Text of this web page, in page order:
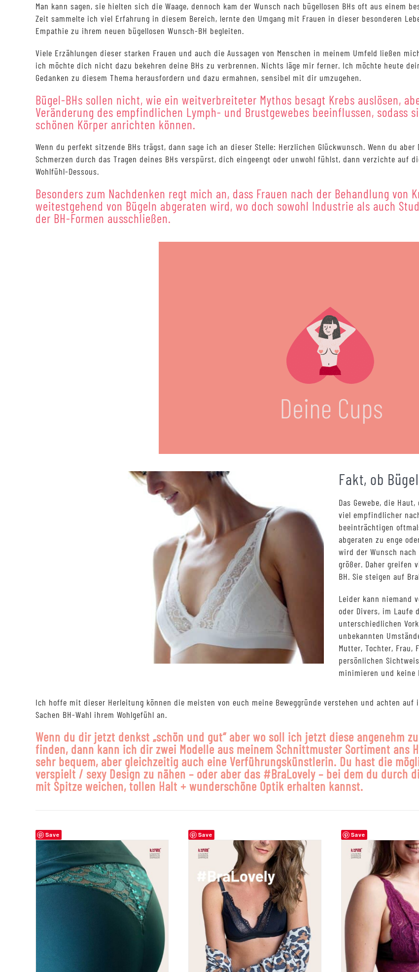
Man kann sagen, sie hielten sich die Waage, dennoch kam der Wunsch nach bügellosen BHs oft aus einem
Zeit sammelte ich viel Erfahrung in diesem Bereich, lernte den Umgang mit Frauen in dieser besonderen
Empathie zu ihrem neuen bügellosen Wunsch-BH begleiten.
Viele Erzählungen dieser starken Frauen und auch die Aussagen von Menschen in meinem Umfeld ließen
ich möchte dich nicht dazu bekehren deine BHs zu verbrennen. Nichts läge mir ferner. Ich möchte heute
Gedanken zu diesem Thema herausfordern und dazu ermahnen, sensibel mit dir umzugehen.
Bügel-BHs sollen nicht, wie ein weitverbreiteter Mythos besagt Krebs auslösen,
Veränderung des empfindlichen Lymph- und Brustgewebes beeinflussen, sodass
schönen Körper anrichten können.
Wenn du perfekt sitzende BHs trägst, dann sage ich an dieser Stelle: Herzlichen Glückwunsch. Wenn du
Schmerzen durch das Tragen deines BHs verspürst, dich eingeengt oder unwohl fühlst, dann verzichte auf
Wohlfühl-Dessous.
Besonders zum Nachdenken regt mich an, dass Frauen nach der Behandlung von
weitestgehend von Bügeln abgeraten wird, wo doch sowohl Industrie als auch
der BH-Formen ausschließen.
Fakt, ob
Das Gewebe, die
viel empfindlicher
beeinträchtigen
abgeraten zu enge
wird der Wunsch
größer. Daher greifen
BH. Sie steigen auf
Leider kann niemand
oder Divers, im Laufe
unterschiedlichen
unbekannten
Mutter, Tochter, Frau,
persönlichen
minimieren und keine
Ich hoffe mit dieser Herleitung können die meisten von euch meine Beweggründe verstehen und achten auf
Sachen BH-Wahl ihrem Wohlgefühl an.
Wenn du dir jetzt denkst „schön und gut“ aber wo soll ich jetzt diese angenehm
finden, dann kann ich dir zwei Modelle aus meinem Schnittmuster Sortiment ans
sehr bequem, aber gleichzeitig auch eine Verführungskünstlerin. Du hast die
verspielt / sexy Design zu nähen – oder aber das #BraLovely – bei dem du durch
mit Spitze weichen, tollen Halt + wunderschöne Optik erhalten kannst.
Save Save Save